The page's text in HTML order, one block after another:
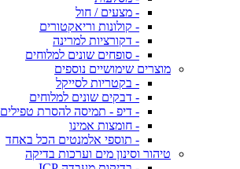
- מצעים / חול
- קולונות וריאקטורים
- דקורציות למרינה
- סופחים שונים למלוחים
מוצרים שימושיים נוספים
- בקטריות לסייקל
- דבקים שונים למלוחים
- דיפ - תמיסה להסרת טפילים
- חומצות אמינו
- תוספי אלמנטים הכל באחד
טיהור וסינון מים וערכות בדיקה